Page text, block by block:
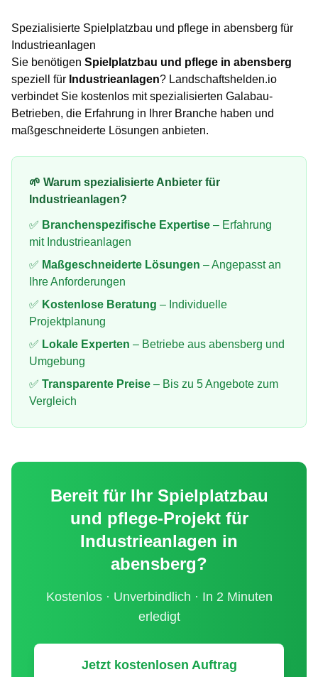
Spezialisierte Spielplatzbau und pflege in abensberg für
Industrieanlagen
Sie benötigen Spielplatzbau und pflege in abensberg
speziell für Industrieanlagen? Landschaftshelden.io
verbindet Sie kostenlos mit spezialisierten Galabau-
Betrieben, die Erfahrung in Ihrer Branche haben und
maßgeschneiderte Lösungen anbieten.
🌱 Warum spezialisierte Anbieter für
Industrieanlagen?
✅ Branchenspezifische Expertise – Erfahrung
mit Industrieanlagen
✅ Maßgeschneiderte Lösungen – Angepasst an
Ihre Anforderungen
✅ Kostenlose Beratung – Individuelle
Projektplanung
✅ Lokale Experten – Betriebe aus abensberg und
Umgebung
✅ Transparente Preise – Bis zu 5 Angebote zum
Vergleich
Bereit für Ihr Spielplatzbau
und pflege-Projekt für
Industrieanlagen in
abensberg?
Kostenlos · Unverbindlich · In 2 Minuten
erledigt
Jetzt kostenlosen Auftrag